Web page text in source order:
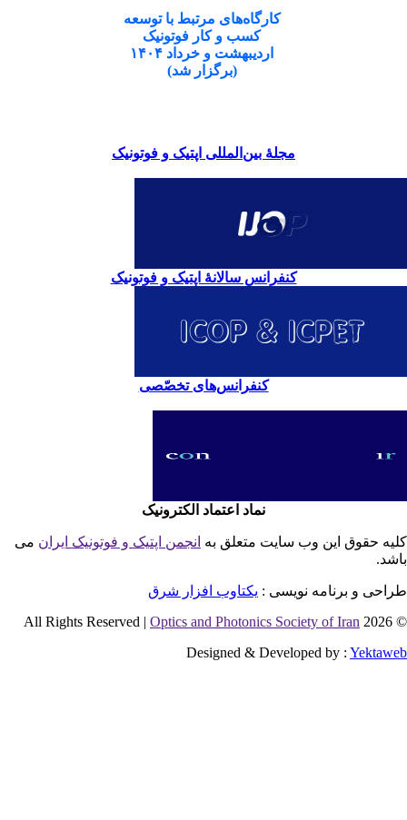
کارگاه‌های مرتبط با توسعه
کسب و کار فوتونیک
اردیبهشت و خرداد ۱۴۰۴
(برگزار شد)
مجلۀ بین‌المللی اپتیک و فوتونیک
کنفرانس سالانۀ اپتیک و فوتونیک
کنفرانس‌های تخصّصی
نماد اعتماد الکترونیک
حقوق این وب سایت متعلق بهانجمن اپتیک و فوتونیک ایران می
و برنامه نویسی : یکتاوب افزار شرق
©
Optics and Photonics Society of Iran
Designed & Developed by :